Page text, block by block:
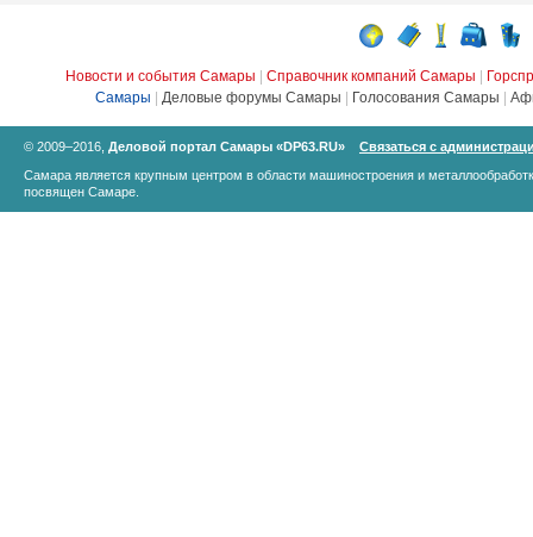
Новости и события Самары Справочник компаний Самары
Самары
Деловые форумы Самары Голосования Самары
© 2009–2016, Деловой портал Самары «DP63.RU»
Связаться с
Самара является крупным центром в области машиностроения и
посвящен Самаре.